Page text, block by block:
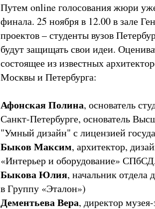
Путем online голосования жюри
финала. 25 ноября в 12.00 в зале
проектов – студенты вузов
будут защищать свои идеи.
состоящее из известных
Москвы и Петербурга:
Афонская Полина, основатель
Санкт-Петербурге, основатель
"Умный дизайн" с лицензией
Быков Максим, архитектор,
«Интерьер и оборудование»
Быкова Юлия, начальник
в Группу «Эталон»)
Дементьева Вера, директор